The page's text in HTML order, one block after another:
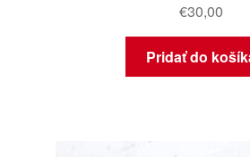
€30,00
Pridať do